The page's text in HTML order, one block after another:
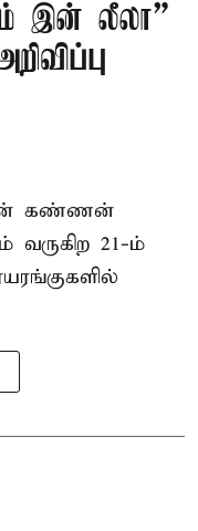
இன் லீலா”
கண்ணன்
21-ம்